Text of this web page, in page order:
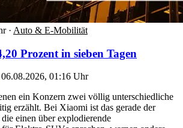
· Auto & E-Mobilität
Prozent in sieben Tagen
06.08.2026, 01:16 Uhr
ein Konzern zwei völlig unterschiedliche
erzählt. Bei Xiaomi ist das gerade der
einen über explodierende